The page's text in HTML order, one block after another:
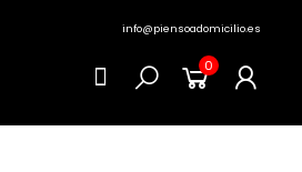
info@piensoadomicilio.es
0